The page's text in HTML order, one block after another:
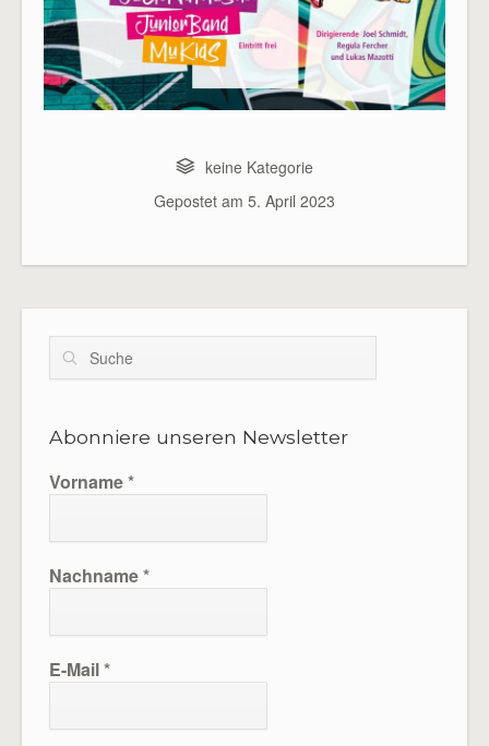
keine Kategorie
Gepostet am 5. April 2023
Suche
Abonniere unseren Newsletter
Vorname*
Nachname*
E-Mail*